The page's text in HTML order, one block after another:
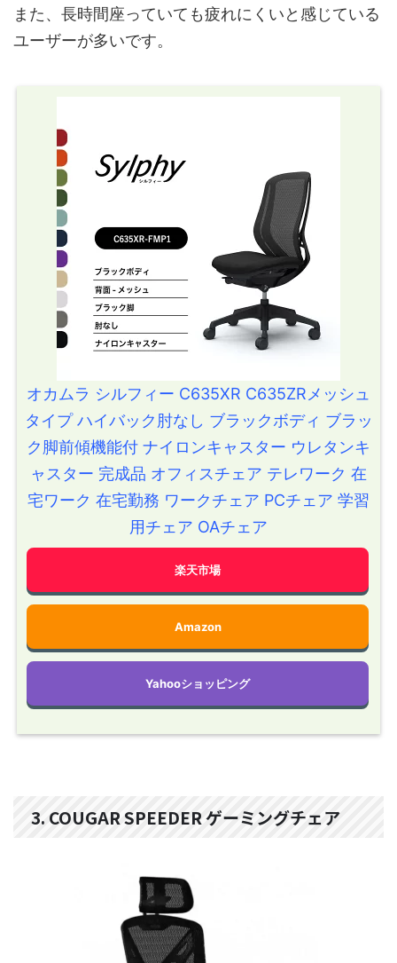
また、長時間座っていても疲れにくいと感じている
ユーザーが多いです。
オカムラ シルフィー C635XR C635ZRメッシュ
タイプ ハイバック肘なし ブラックボディ ブラッ
ク脚前傾機能付 ナイロンキャスター ウレタンキ
ャスター 完成品 オフィスチェア テレワーク 在
宅ワーク 在宅勤務 ワークチェア PCチェア 学習
用チェア OAチェア
楽天市場
Amazon
Yahooショッピング
3. COUGAR SPEEDER ゲーミングチェア